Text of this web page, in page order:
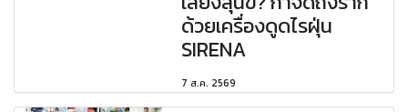
ด้วยเครื่องดูดไรฝุ่น
SIRENA
7 ส.ค. 2569